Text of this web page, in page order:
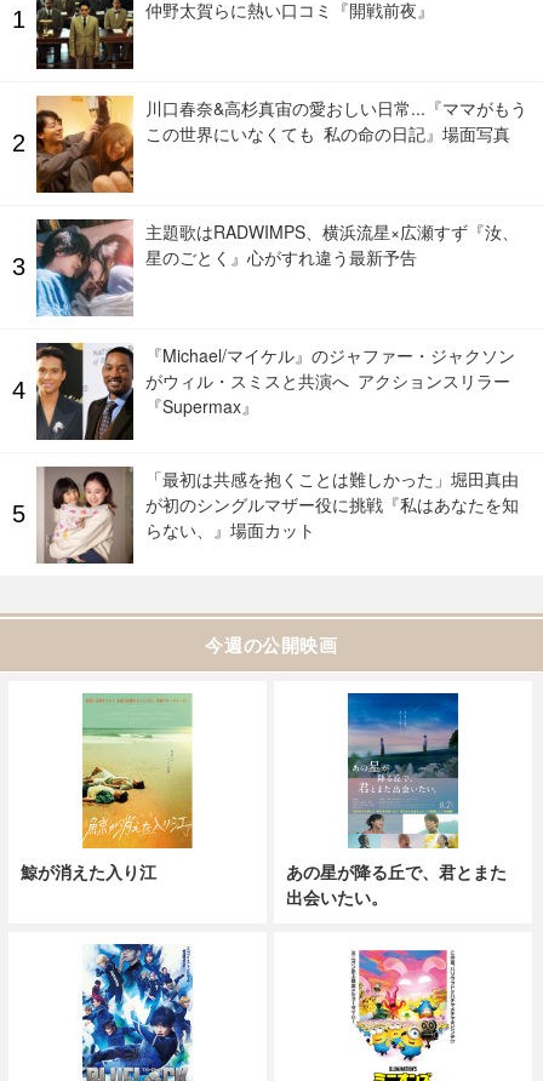
仲野太賀らに熱い口コミ『開戦前夜』
川口春奈&高杉真宙の愛おしい日常...『ママがもう
この世界にいなくても 私の命の日記』場面写真
主題歌はRADWIMPS、横浜流星×広瀬すず『汝、
星のごとく』心がすれ違う最新予告
『Michael/マイケル』のジャファー・ジャクソン
がウィル・スミスと共演へ アクションスリラー
『Supermax』
「最初は共感を抱くことは難しかった」堀田真由
が初のシングルマザー役に挑戦『私はあなたを知
らない、』場面カット
今週の公開映画
鯨が消えた入り江
あの星が降る丘で、君とまた
出会いたい。